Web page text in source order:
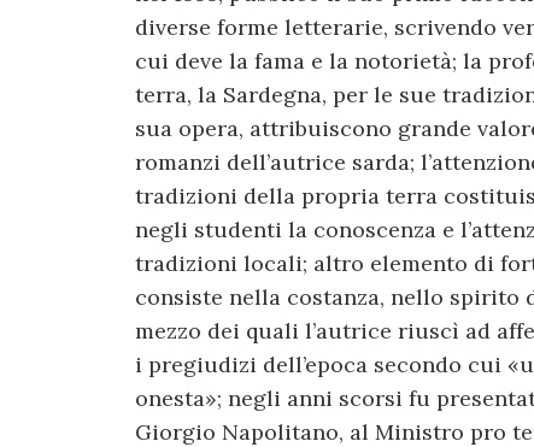
diverse forme letterarie, scrivendo
cui deve la fama e la notorietà; la
terra, la Sardegna, per le sue
sua opera, attribuiscono grande
romanzi dell’autrice sarda;
tradizioni della propria terra
negli studenti la conoscenza e
tradizioni locali; altro elemento di
consiste nella costanza, nello spirito
mezzo dei quali l’autrice riuscì ad
i pregiudizi dell’epoca secondo cui
onesta»; negli anni scorsi fu
Giorgio Napolitano, al Ministro pro